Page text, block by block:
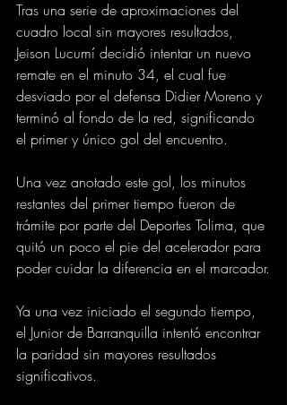
Tras una serie de aproximaciones del
cuadro local sin mayores resultados,
Jeison Lucumí decidió intentar un nuevo
remate en el minuto 34, el cual fue
desviado por el defensa Didier Moreno y
terminó al fondo de la red, significando
el primer y único gol del encuentro.
Una vez anotado este gol, los minutos
restantes del primer tiempo fueron de
trámite por parte del Deportes Tolima, que
quitó un poco el pie del acelerador para
poder cuidar la diferencia en el marcador.
Ya una vez iniciado el segundo tiempo,
el Junior de Barranquilla intentó encontrar
la paridad sin mayores resultados
significativos.